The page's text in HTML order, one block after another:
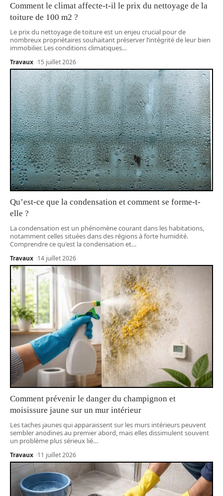
Comment le climat affecte-t-il le prix du nettoyage de la
toiture de 100 m2 ?
Le prix du nettoyage de toiture est un enjeu crucial pour de
nombreux propriétaires souhaitant préserver l’intégrité de leur bien
immobilier. Les conditions climatiques…
Travaux 15 juillet 2026
Qu’est-ce que la condensation et comment se forme-t-
elle ?
La condensation est un phénomène courant dans les habitations,
notamment celles situées dans des régions à forte humidité.
Comprendre ce qu'est la condensation et…
Travaux 14 juillet 2026
Comment prévenir le danger du champignon et
moisissure jaune sur un mur intérieur
Les taches jaunes qui apparaissent sur les murs intérieurs peuvent
sembler anodines au premier abord, mais elles dissimulent souvent
un problème plus sérieux lié…
Travaux 11 juillet 2026